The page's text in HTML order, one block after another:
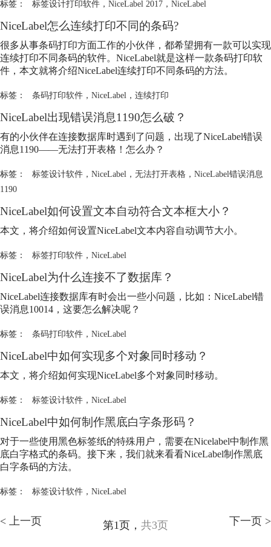
标签： 标签设计打印软件， NiceLabel 2017， NiceLabel
NiceLabel怎么连续打印不同的条码?
很多从事条码打印方面工作的小伙伴，都希望拥有一款可以实现
连续打印不同条码的软件。 NiceLabel就是这样一款条码打印软
件，本文就将介绍NiceLabel连续打印不同条码的方法。
标签： 条码打印软件， NiceLabel ， 连续打印
NiceLabel出现错误消息1190怎么破？
有的小伙伴在连接数据库时遇到了问题，出现了NiceLabel错误
消息1190——无法打开表格！怎么办？
标签： 标签设计软件， NiceLabel ， 无法打开表格， NiceLabel错误消息
1190
NiceLabel如何设置文本自动符合文本框大小？
本文，将介绍如何设置NiceLabel文本内容自动调节大小。
标签： 标签打印软件， NiceLabel
NiceLabel为什么连接不了数据库？
NiceLabel连接数据库有时会出一些小问题，比如： NiceLabel错
误消息10014，这要怎么解决呢？
标签： 条码打印软件， NiceLabel
NiceLabel中如何实现多个对象同时移动？
本文，将介绍如何实现NiceLabel多个对象同时移动。
标签： 标签设计软件， NiceLabel
NiceLabel中如何制作黑底白字条形码？
对于一些使用黑色标签纸的特殊用户，需要在Nicelabel中制作黑
底白字格式的条码。接下来，我们就来看看NiceLabel制作黑底
白字条码的方法。
标签： 标签设计软件， NiceLabel
< 上一页 第1页， 共3页 下一页 >